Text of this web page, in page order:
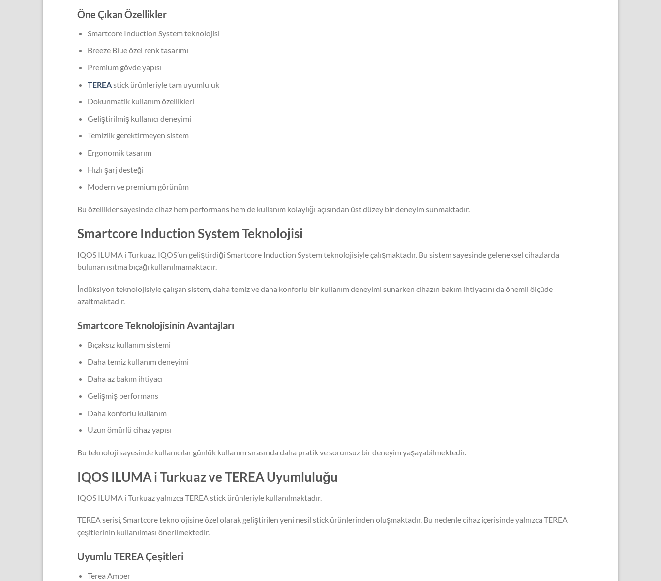
Öne Çıkan Özellikler
Smartcore Induction System teknolojisi
Breeze Blue özel renk tasarımı
Premium gövde yapısı
TEREAstick ürünleriyle tam uyumluluk
Dokunmatik kullanım özellikleri
Geliştirilmiş kullanıcı deneyimi
Temizlik gerektirmeyen sistem
Ergonomik tasarım
Hızlı şarj desteği
Modern ve premium görünüm
Bu özellikler sayesinde cihaz hem performans hem de kullanım kolaylığı açısından üst düzey bir deneyim sunmaktadır.
Smartcore Induction System Teknolojisi
IQOS ILUMA i Turkuaz, IQOS’un geliştirdiği Smartcore Induction System teknolojisiyle çalışmaktadır. Bu sistem sayesinde geleneksel cihazlarda
bulunan ısıtma bıçağı kullanılmamaktadır.
İndüksiyon teknolojisiyle çalışan sistem, daha temiz ve daha konforlu bir kullanım deneyimi sunarken cihazın bakım ihtiyacını da önemli ölçüde
azaltmaktadır.
Smartcore Teknolojisinin Avantajları
Bıçaksız kullanım sistemi
Daha temiz kullanım deneyimi
Daha az bakım ihtiyacı
Gelişmiş performans
Daha konforlu kullanım
Uzun ömürlü cihaz yapısı
Bu teknoloji sayesinde kullanıcılar günlük kullanım sırasında daha pratik ve sorunsuz bir deneyim yaşayabilmektedir.
IQOS ILUMA i Turkuaz ve TEREA Uyumluluğu
IQOS ILUMA i Turkuaz yalnızca TEREA stick ürünleriyle kullanılmaktadır.
TEREA serisi, Smartcore teknolojisine özel olarak geliştirilen yeni nesil stick ürünlerinden oluşmaktadır. Bu nedenle cihaz içerisinde yalnızca TEREA
çeşitlerinin kullanılması önerilmektedir.
Uyumlu TEREA Çeşitleri
Terea Amber